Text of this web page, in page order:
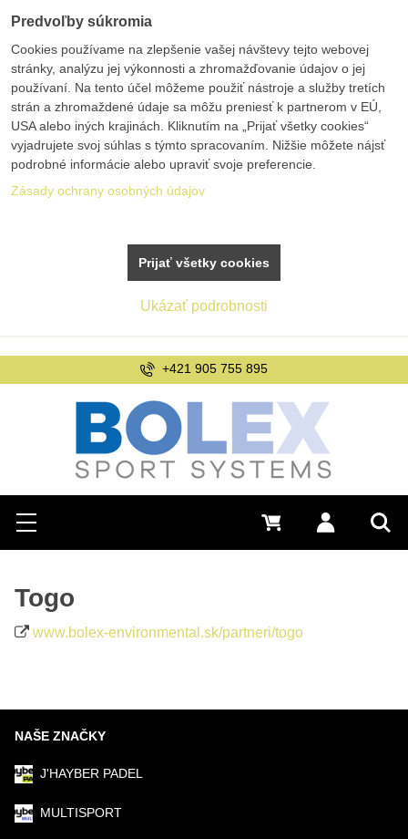
Hľadať
Menu Prihlásiť sa
0 €
+421 905 755 895
Togo
www.bolex-environmental.sk/partneri/togo
NAŠE ZNAČKY
J'HAYBER PADEL
MULTISPORT
Predvoľby súkromia
Cookies používame na zlepšenie vašej návštevy tejto webovej
stránky, analýzu jej výkonnosti a zhromažďovanie údajov o jej
používaní. Na tento účel môžeme použiť nástroje a služby tretích
strán a zhromaždené údaje sa môžu preniesť k partnerom v EÚ,
USA alebo iných krajinách. Kliknutím na „Prijať všetky cookies“
vyjadrujete svoj súhlas s týmto spracovaním. Nižšie môžete nájsť
podrobné informácie alebo upraviť svoje preferencie.
Zásady ochrany osobných údajov
Ukázať podrobnosti
Prijať všetky cookies